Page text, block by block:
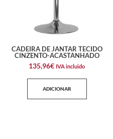
CADEIRA DE JANTAR TECIDO
CINZENTO-ACASTANHADO
135,96€ IVA incluido
ADICIONAR